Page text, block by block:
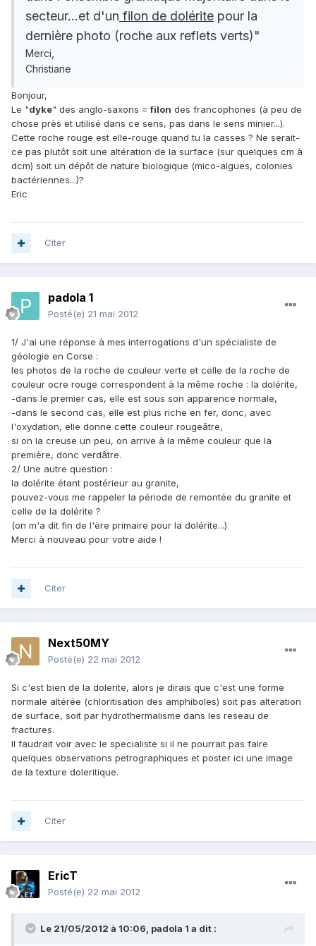
secteur...et d'un filon de dolérite pour la
dernière photo (roche aux reflets verts)"
Merci,
Christiane
Bonjour,
Le "dyke" des anglo-saxons =filon des francophones (à peu de
chose près et utilisé dans ce sens, pas dans le sens minier...).
Cette roche rouge est elle-rouge quand tu la casses ? Ne serait-
ce pas plutôt soit une altération de la surface (sur quelques cm à
dcm) soit un dépôt de nature biologique (mico-algues, colonies
bactériennes...)?
Eric
Citer
padola 1
Posté(e) 21 mai 2012
1/ J'ai une réponse à mes interrogations d'un spécialiste de
géologie en Corse :
les photos de la roche de couleur verte et celle de la roche de
couleur ocre rouge correspondent à la même roche : la dolérite,
-dans le premier cas, elle est sous son apparence normale,
-dans le second cas, elle est plus riche en fer, donc, avec
l'oxydation, elle donne cette couleur rougeâtre,
si on la creuse un peu, on arrive à la même couleur que la
première, donc verdâtre.
2/ Une autre question :
la dolérite étant postérieur au granite,
pouvez-vous me rappeler la période de remontée du granite et
celle de la dolérite ?
(on m'a dit fin de l'ère primaire pour la dolérite...)
Merci à nouveau pour votre aide !
Citer
Next50MY
Posté(e) 22 mai 2012
Si c'est bien de la dolerite, alors je dirais que c'est une forme
normale altérée (chloritisation des amphiboles) soit pas alteration
de surface, soit par hydrothermalisme dans les reseau de
fractures.
Il faudrait voir avec le specialiste si il ne pourrait pas faire
quelques observations petrographiques et poster ici une image
de la texture doleritique.
Citer
EricT
Posté(e) 22 mai 2012
Le 21/05/2012 à 10:06, padola 1 a dit :